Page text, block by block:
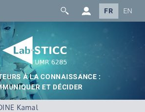
FR EN
À LA CONNAISSANCE :
ET DÉCIDER
Kamal